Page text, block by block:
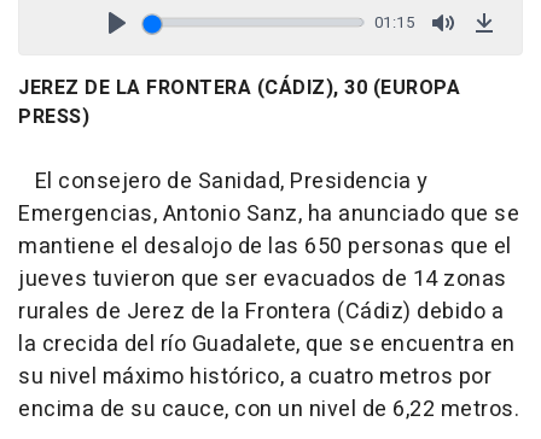
01:15
JEREZ DE LA FRONTERA (CÁDIZ), 30 (EUROPA
PRESS)
El consejero de Sanidad, Presidencia y
Emergencias, Antonio Sanz, ha anunciado que se
mantiene el desalojo de las 650 personas que el
jueves tuvieron que ser evacuados de 14 zonas
rurales de Jerez de la Frontera (Cádiz) debido a
la crecida del río Guadalete, que se encuentra en
su nivel máximo histórico, a cuatro metros por
encima de su cauce, con un nivel de 6,22 metros.